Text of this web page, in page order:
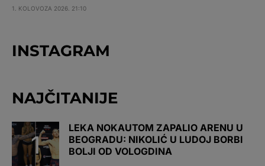
1. KOLOVOZA 2026. 21:10
INSTAGRAM
NAJČITANIJE
LEKA NOKAUTOM ZAPALIO ARENU U
BEOGRADU: NIKOLIĆ U LUDOJ BORBI
BOLJI OD VOLOGDINA